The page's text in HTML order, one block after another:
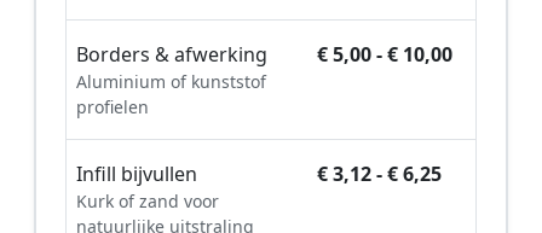
Borders & afwerking
Aluminium of kunststof
profielen
€ 5,00 - € 10,00
Infill bijvullen
Kurk of zand voor
natuurlijke uitstraling
€ 3,12 - € 6,25